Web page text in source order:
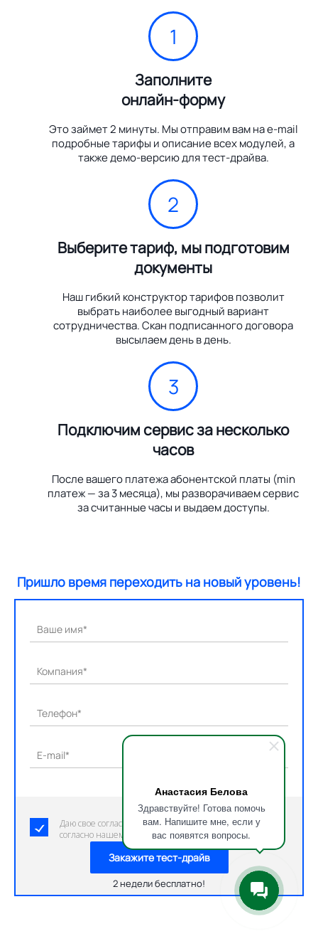
Анастасия Белова
Здравствуйте! Готова помочь
вам. Напишите мне, если у
вас появятся вопросы.
1
Заполните
онлайн-форму
Это займет 2 минуты. Мы отправим вам на e-mail
подробные тарифы и описание всех модулей, а
также демо-версию для тест-драйва.
2
Выберите тариф, мы подготовим
документы
Наш гибкий конструктор тарифов позволит
выбрать наиболее выгодный вариант
сотрудничества. Скан подписанного договора
высылаем день в день.
3
Подключим сервис за несколько
часов
После вашего платежа абонентской платы (min
платеж — за 3 месяца), мы разворачиваем сервис
за считанные часы и выдаем доступы.
Пришло время переходить на новый уровень!
Ваше имя*
Компания*
Телефон*
E-mail*
Даю свое согласие на обработку персональных данных
согласно нашему пользовательскому соглашению.
Закажите тест-драйв
2 недели бесплатно!